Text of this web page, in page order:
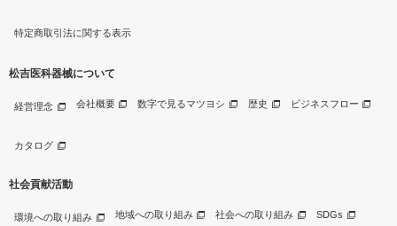
特定商取引法に関する表示
松吉医科器械について
経営理念 会社概要 数字で見るマツヨシ 歴史 ビジネスフロー
カタログ
社会貢献活動
環境への取り組み 地域への取り組み 社会への取り組み SDGs